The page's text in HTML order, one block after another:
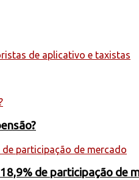
de participação de